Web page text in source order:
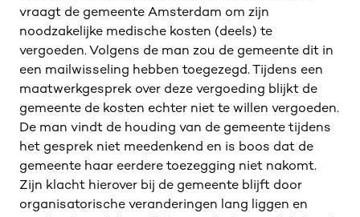
vraagt de gemeente Amsterdam om zijn
noodzakelijke medische kosten (deels) te
vergoeden. Volgens de man zou de gemeente dit in
een mailwisseling hebben toegezegd. Tijdens een
maatwerkgesprek over deze vergoeding blijkt de
gemeente de kosten echter niet te willen vergoeden.
De man vindt de houding van de gemeente tijdens
het gesprek niet meedenkend en is boos dat de
gemeente haar eerdere toezegging niet nakomt.
Zijn klacht hierover bij de gemeente blijft door
organisatorische veranderingen lang liggen en